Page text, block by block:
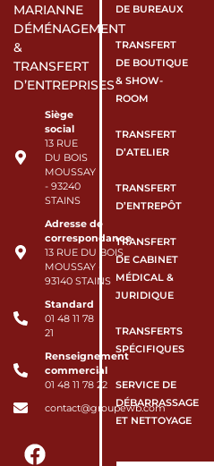
MARIANNE
DÉMÉNAGEMENT
&
TRANSFERT
D’ENTREPRISES
Siège
social
13 RUE
DU BOIS
MOUSSAY
- 93240
STAINS
Adresse de
correspondance
13 RUE DU BOIS
MOUSSAY -
93140 STAINS
Standard
01 48 11 78
21
Renseignement
commercial
01 48 11 78 22
contact@groupewb.com
DE BUREAUX
TRANSFERT
DE BOUTIQUE
& SHOW-
ROOM
TRANSFERT
D’ATELIER
TRANSFERT
D’ENTREPÔT
TRANSFERT
DE CABINET
MÉDICAL &
JURIDIQUE
TRANSFERTS
SPÉCIFIQUES
SERVICE DE
DÉBARRASSAGE
ET NETTOYAGE